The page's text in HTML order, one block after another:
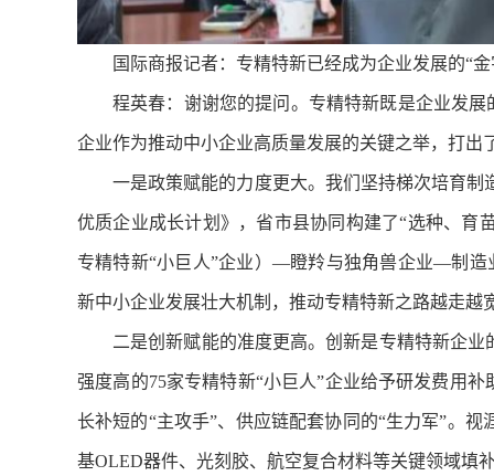
国际商报记者：专精特新已经成为企业发展的“
程英春：谢谢您的提问。专精特新既是企业发
企业作为推动中小企业高质量发展的关键之举，打出
一是政策赋能的力度更大。我们坚持梯次培育
优质企业成长计划》，省市县协同构建了“选种、
专精特新“小巨人”企业）—瞪羚与独角兽企业—制造
新中小企业发展壮大机制，推动专精特新之路越走越
二是创新赋能的准度更高。创新是专精特新企
强度高的75家专精特新“小巨人”企业给予研发费用
长补短的“主攻手”、供应链配套协同的“生力军”。
基OLED器件、光刻胶、航空复合材料等关键领域填